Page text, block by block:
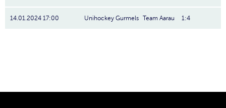
14.01.2024 17:00 Unihockey Gurmels Team Aarau 1:4